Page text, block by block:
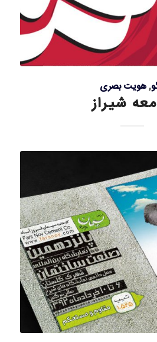
,هویت بصری
شیراز